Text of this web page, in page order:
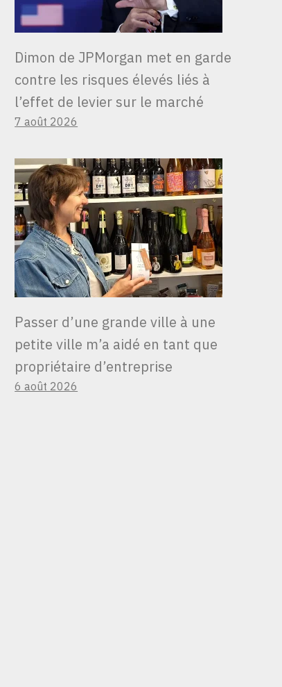
Dimon de JPMorgan met en garde
contre les risques élevés liés à
l’effet de levier sur le marché
7 août 2026
Passer d’une grande ville à une
petite ville m’a aidé en tant que
propriétaire d’entreprise
6 août 2026